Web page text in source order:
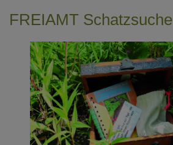
FREIAMT Schatzsuche